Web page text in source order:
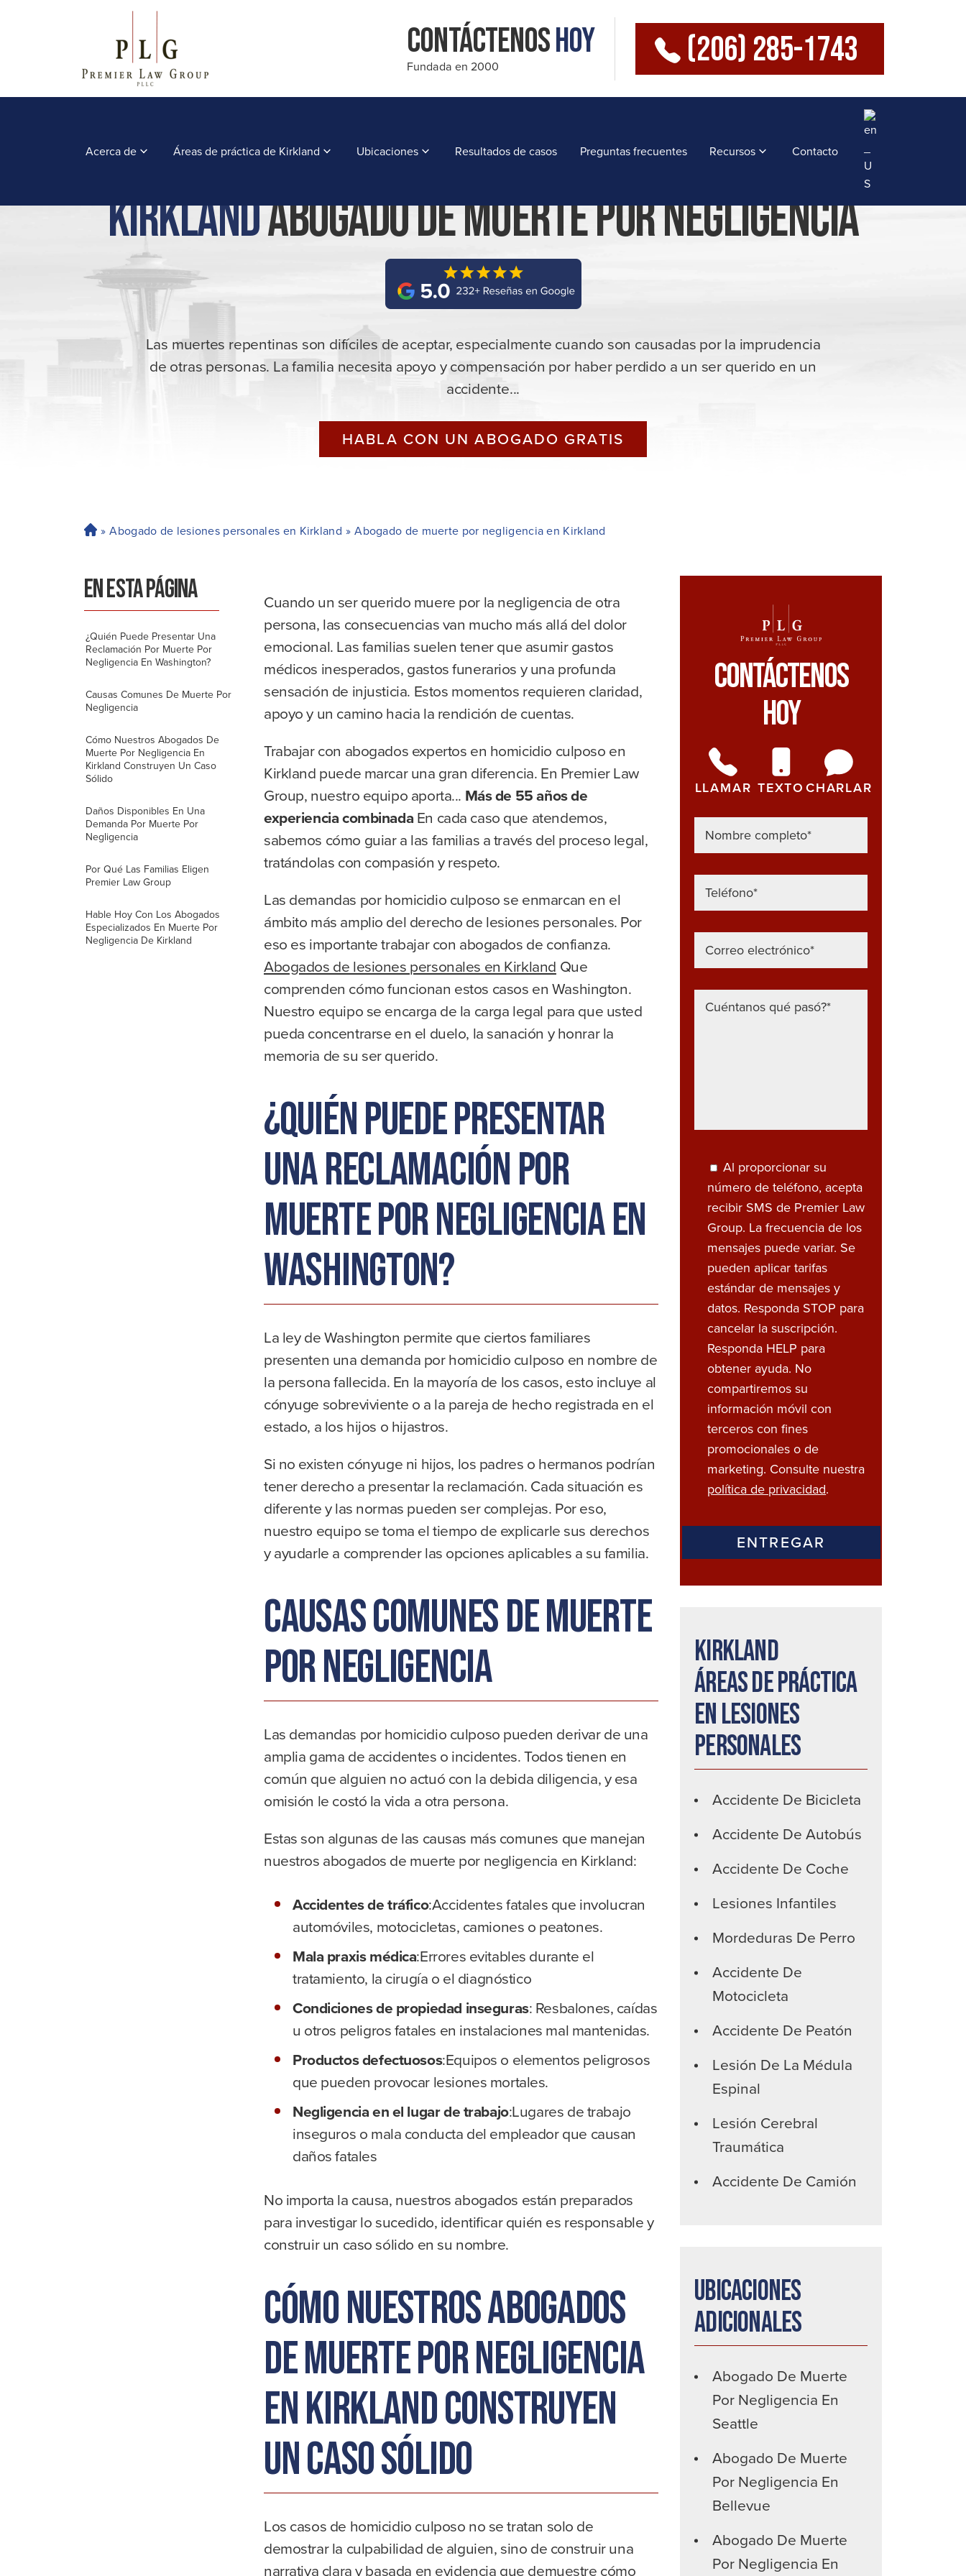
ContáctenosHoy
Fundada en 2000 (206) 285-1743
Acerca de Áreas de práctica de Kirkland Ubicaciones Resultados de casos Preguntas frecuentes Recursos Contacto
KirklandAbogado De Muerte Por Negligencia
Las muertes repentinas son difíciles de aceptar, especialmente cuando son causadas por la imprudencia
de otras personas. La familia necesita apoyo y compensación por haber perdido a un ser querido en un
accidente...
HABLA CON UN ABOGADO GRATIS
H
r
» Abogado de lesiones personales en Kirkland » Abogado de muerte por negligencia en Kirkland
EN ESTA PÁGINA
¿Quién Puede Presentar Una
Reclamación Por Muerte Por
Negligencia En Washington?
Causas Comunes De Muerte Por
Negligencia
Cómo Nuestros Abogados De
Muerte Por Negligencia En
Kirkland Construyen Un Caso
Sólido
Daños Disponibles En Una
Demanda Por Muerte Por
Negligencia
Por Qué Las Familias Eligen
Premier Law Group
Hable Hoy Con Los Abogados
Especializados En Muerte Por
Negligencia De Kirkland
Cuando un ser querido muere por la negligencia de otra
persona, las consecuencias van mucho más allá del dolor
emocional. Las familias suelen tener que asumir gastos
médicos inesperados, gastos funerarios y una profunda
sensación de injusticia. Estos momentos requieren claridad,
apoyo y un camino hacia la rendición de cuentas.
Trabajar con abogados expertos en homicidio culposo en
Kirkland puede marcar una gran diferencia. En Premier Law
Group, nuestro equipo aporta... Más de 55 años de
experiencia combinada En cada caso que atendemos,
sabemos cómo guiar a las familias a través del proceso legal,
tratándolas con compasión y respeto.
Las demandas por homicidio culposo se enmarcan en el
ámbito más amplio del derecho de lesiones personales. Por
eso es importante trabajar con abogados de confianza.
Abogados de lesiones personales en Kirkland Que
comprenden cómo funcionan estos casos en Washington.
Nuestro equipo se encarga de la carga legal para que usted
pueda concentrarse en el duelo, la sanación y honrar la
memoria de su ser querido.
¿Quién puede presentar
una reclamación por
muerte por negligencia en
Washington?
La ley de Washington permite que ciertos familiares
presenten una demanda por homicidio culposo en nombre de
la persona fallecida. En la mayoría de los casos, esto incluye al
cónyuge sobreviviente o a la pareja de hecho registrada en el
estado, a los hijos o hijastros.
Si no existen cónyuge ni hijos, los padres o hermanos podrían
tener derecho a presentar la reclamación. Cada situación es
diferente y las normas pueden ser complejas. Por eso,
nuestro equipo se toma el tiempo de explicarle sus derechos
y ayudarle a comprender las opciones aplicables a su familia.
Causas comunes de muerte
por negligencia
Las demandas por homicidio culposo pueden derivar de una
amplia gama de accidentes o incidentes. Todos tienen en
común que alguien no actuó con la debida diligencia, y esa
omisión le costó la vida a otra persona.
Estas son algunas de las causas más comunes que manejan
nuestros abogados de muerte por negligencia en Kirkland:
Accidentes de tráfico:Accidentes fatales que involucran
automóviles, motocicletas, camiones o peatones.
Mala praxis médica:Errores evitables durante el
tratamiento, la cirugía o el diagnóstico
Condiciones de propiedad inseguras: Resbalones, caídas
u otros peligros fatales en instalaciones mal mantenidas.
Productos defectuosos:Equipos o elementos peligrosos
que pueden provocar lesiones mortales.
Negligencia en el lugar de trabajo:Lugares de trabajo
inseguros o mala conducta del empleador que causan
daños fatales
No importa la causa, nuestros abogados están preparados
para investigar lo sucedido, identificar quién es responsable y
construir un caso sólido en su nombre.
Cómo nuestros abogados
de muerte por negligencia
en Kirkland construyen
un caso sólido
Los casos de homicidio culposo no se tratan solo de
demostrar la culpabilidad de alguien, sino de construir una
narrativa clara y basada en evidencia que demuestre cómo
Contáctenos
Hoy
LLAMAR TEXTO CHARLAR
Al proporcionar su
número de teléfono, acepta
recibir SMS de Premier Law
Group. La frecuencia de los
mensajes puede variar. Se
pueden aplicar tarifas
estándar de mensajes y
datos. Responda STOP para
cancelar la suscripción.
Responda HELP para
obtener ayuda. No
compartiremos su
información móvil con
terceros con fines
promocionales o de
marketing. Consulte nuestra
política de privacidad.
Kirkland
Áreas de práctica
en lesiones
personales
Accidente De Bicicleta
Accidente De Autobús
Accidente De Coche
Lesiones Infantiles
Mordeduras De Perro
Accidente De
Motocicleta
Accidente De Peatón
Lesión De La Médula
Espinal
Lesión Cerebral
Traumática
Accidente De Camión
Ubicaciones
adicionales
Abogado De Muerte
Por Negligencia En
Seattle
Abogado De Muerte
Por Negligencia En
Bellevue
Abogado De Muerte
Por Negligencia En